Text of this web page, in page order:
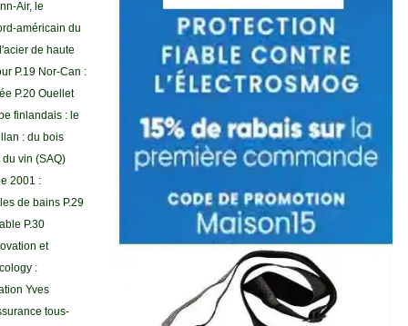
Air, le
américain du
de haute
P.19 Nor-Can :
P.20 Ouellet
finlandais : le
: du bois
vin (SAQ)
2001 :
de bains P.29
P.30
et
:
Yves
tous-